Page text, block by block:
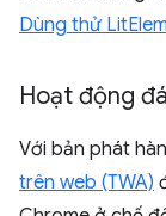
Dùng thử
Hoạt động
Với bản phát
trên web (TWA)